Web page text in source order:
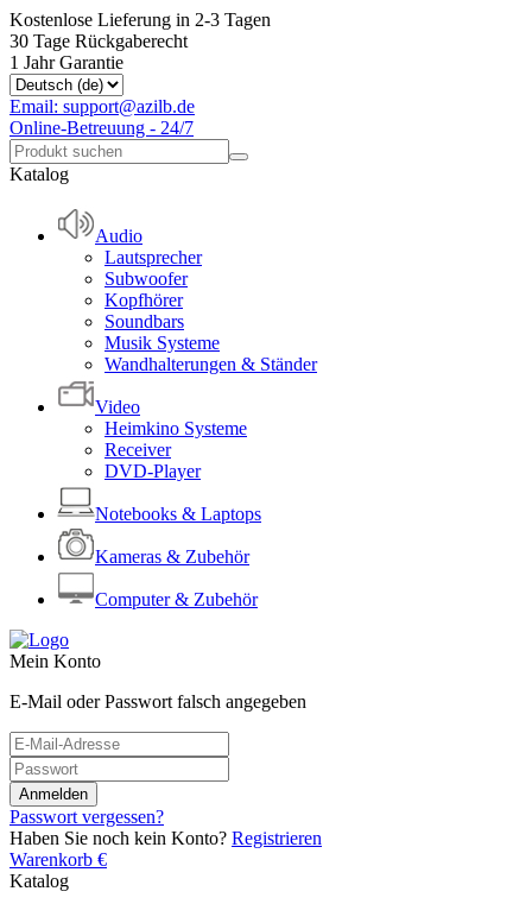
Kostenlose Lieferung in 2-3 Tagen
30 Tage Rückgaberecht
1 Jahr Garantie
Email: support@azilb.de
Online-Betreuung - 24/7
Katalog
Audio
Lautsprecher
Subwoofer
Kopfhörer
Soundbars
Musik Systeme
Wandhalterungen & Ständer
Video
Heimkino Systeme
Receiver
DVD-Player
Notebooks & Laptops
Kameras & Zubehör
Computer & Zubehör
Mein Konto
E-Mail oder Passwort falsch angegeben
Passwort vergessen?
Haben Sie noch kein Konto? Registrieren
Warenkorb €
Katalog